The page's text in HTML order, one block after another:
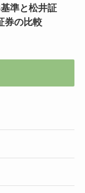
準と松井証
券の比較